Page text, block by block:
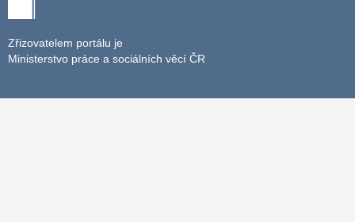
Zřizovatelem portálu je
Ministerstvo práce a sociálních věcí ČR